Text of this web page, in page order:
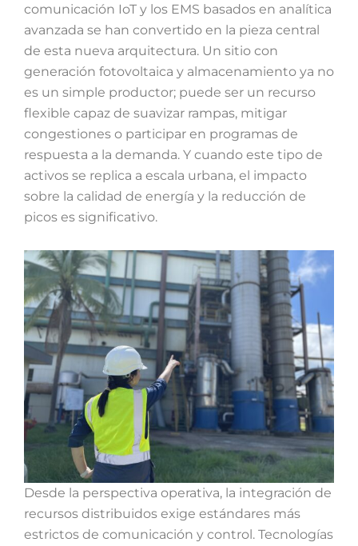
comunicación IoT y los EMS basados en analítica
avanzada se han convertido en la pieza central
de esta nueva arquitectura. Un sitio con
generación fotovoltaica y almacenamiento ya no
es un simple productor; puede ser un recurso
flexible capaz de suavizar rampas, mitigar
congestiones o participar en programas de
respuesta a la demanda. Y cuando este tipo de
activos se replica a escala urbana, el impacto
sobre la calidad de energía y la reducción de
picos es significativo.
Desde la perspectiva operativa, la integración de
recursos distribuidos exige estándares más
estrictos de comunicación y control. Tecnologías